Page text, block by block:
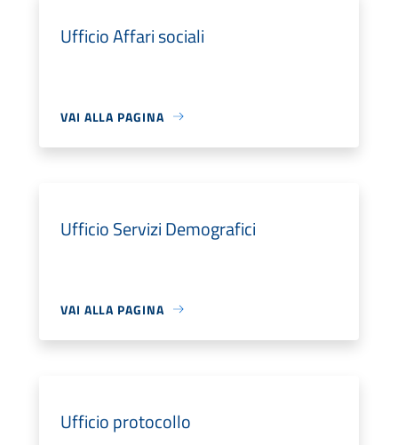
Ufficio Affari sociali
VAI ALLA PAGINA
Ufficio Servizi Demografici
VAI ALLA PAGINA
Ufficio protocollo